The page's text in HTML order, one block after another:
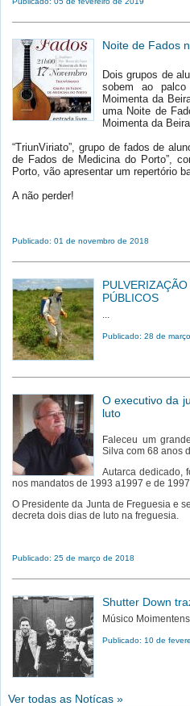
Noite de Fados
Dois grupos de
sobem ao
Moimenta da
uma Noite de
Moimenta da
“TriunViriato”, grupo de fados de
de Fados de Medicina do Porto”,
Porto, vão apresentar um repertório
A não perder!
Publicado: 01 de novembro de 2018
PÚBLICOS
...
Publicado: 28 de
O executivo da
luto
Faleceu um
Silva com 68 anos
Autarca dedicado,
nos mandatos de 1993 a1997 e de
O Presidente da Junta de Freguesia e
decreta dois dias de luto na freguesia.
Publicado: 25 de março de 2018
Shutter Down
Músico
Publicado: 10 de
Ver todas as Notícas »